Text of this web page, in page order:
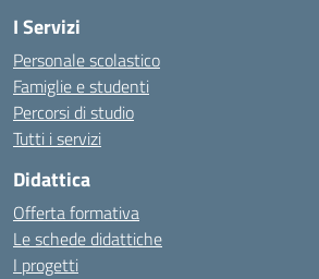
I Servizi
Personale scolastico
Famiglie e studenti
Percorsi di studio
Tutti i servizi
Didattica
Offerta formativa
Le schede didattiche
I progetti